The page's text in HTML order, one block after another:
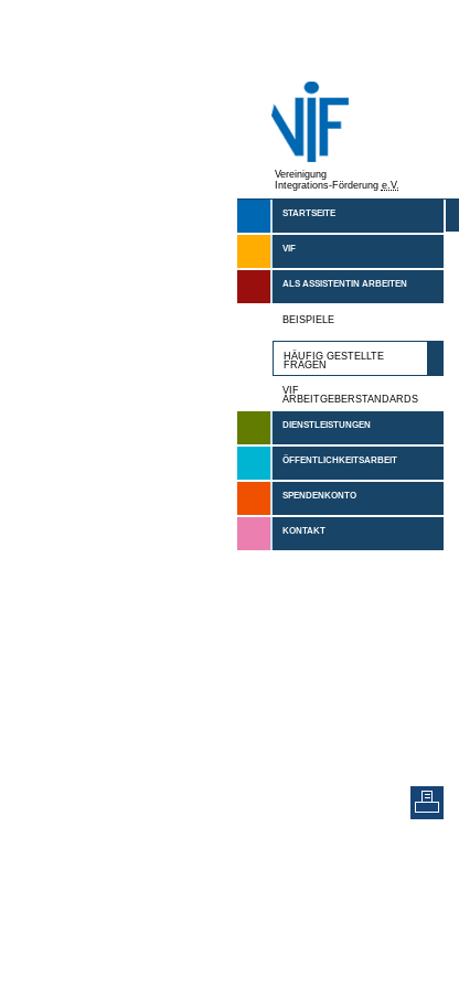
Vereinigung
Integrations-Förderung e.V.
STARTSEITE
VIF
ALS ASSISTENTIN ARBEITEN
BEISPIELE
HÄUFIG GESTELLTE
FRAGEN
VIF
ARBEITGEBERSTANDARDS
DIENSTLEISTUNGEN
ÖFFENTLICHKEITSARBEIT
SPENDENKONTO
KONTAKT